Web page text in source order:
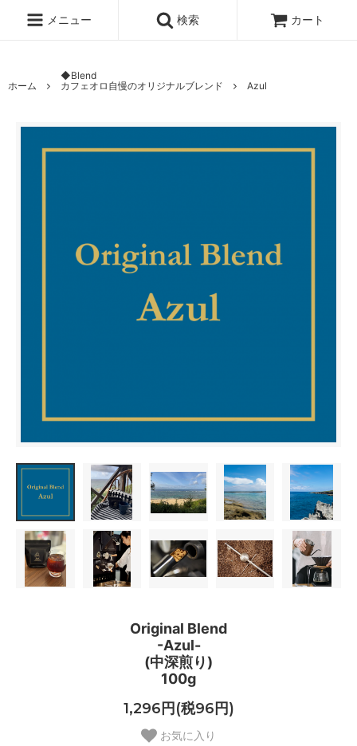
メニュー 検索 カート
ホーム
◆Blend
カフェオロ自慢のオリジナルブレンド
Azul
Original Blend
-Azul-
(中深煎り)
100g
1,296円(税96円)
お気に入り